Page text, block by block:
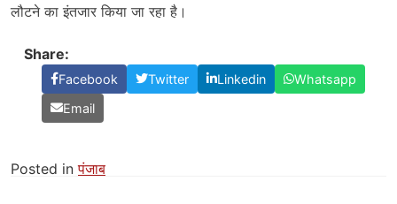
लौटने का इंतजार किया जा रहा है।
Share:
Facebook Twitter Linkedin
Whatsapp
Email
Posted inपंजाब